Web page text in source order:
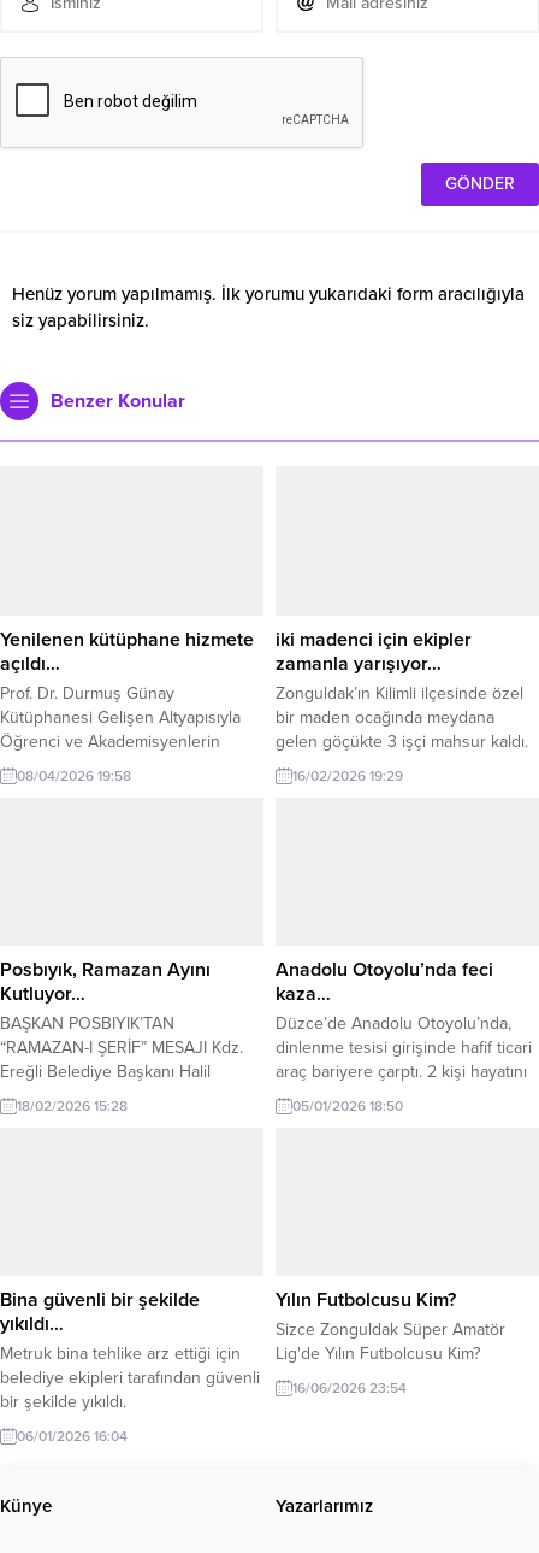
Henüz yorum yapılmamış. İlk yorumu yukarıdaki form aracılığıyla
siz yapabilirsiniz.
Benzer Konular
Yenilenen kütüphane hizmete
açıldı…
Prof. Dr. Durmuş Günay
Kütüphanesi Gelişen Altyapısıyla
Öğrenci ve Akademisyenlerin
Hizmetine Açıldı Zonguldak Bülent
Ecevit Üniversitesi (BEUN), bilim ve
çalışmalarıyla oluşturulan modern
oturma alanları ve Prof. Dr.
Durmuş...
08/04/2026 19:58
iki madenci için ekipler
zamanla yarışıyor…
Zonguldak’ın Kilimli ilçesinde özel
bir maden ocağında meydana
gelen göçükte 3 işçi mahsur kaldı.
İşçilerden biri sağ olarak
kurtarılırken, yer altındaki 2
henüz belirlenemeyen bir nedenle
göçük...
16/02/2026 19:29
Posbıyık, Ramazan Ayını
Kutluyor…
BAŞKAN POSBIYIK’TAN
“RAMAZAN-I ŞERİF” MESAJI Kdz.
Ereğli Belediye Başkanı Halil
Posbıyık, İslam âleminin Ramazan-ı
Şerife kavuşma sevincini
diledi. Başkan Posbıyık, yayınladığı
kutlama mesajında,...
18/02/2026 15:28
Anadolu Otoyolu’nda feci
kaza…
Düzce’de Anadolu Otoyolu’nda,
dinlenme tesisi girişinde hafif ticari
araç bariyere çarptı. 2 kişi hayatını
kaybetti… Kaza, sabah saatlerinde
Anadolu Otoyolu’nun Düzce
Bariyer, hafif ticari aracın...
05/01/2026 18:50
Bina güvenli bir şekilde
yıkıldı…
Metruk bina tehlike arz ettiği için
belediye ekipleri tarafından güvenli
bir şekilde yıkıldı.
06/01/2026 16:04
Yılın Futbolcusu Kim?
Sizce Zonguldak Süper Amatör
Lig'de Yılın Futbolcusu Kim?
16/06/2026 23:54
Künye Yazarlarımız